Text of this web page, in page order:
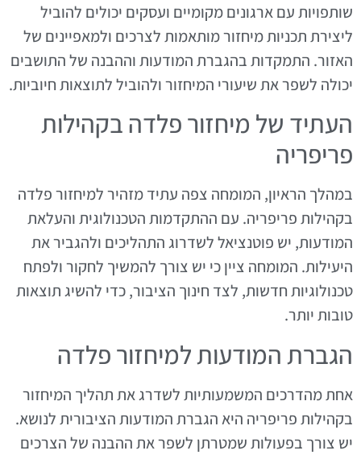
שותפויות עם ארגונים מקומיים ועסקים יכולים להוביל
ליצירת תכניות מיחזור מותאמות לצרכים ולמאפיינים של
האזור. התמקדות בהגברת המודעות וההבנה של התושבים
יכולה לשפר את שיעורי המיחזור ולהוביל לתוצאות חיוביות.
העתיד של מיחזור פלדה בקהילות
פריפריה
במהלך הראיון, המומחה צפה עתיד מזהיר למיחזור פלדה
בקהילות פריפריה. עם ההתקדמות הטכנולוגית והעלאת
המודעות, יש פוטנציאל לשדרוג התהליכים ולהגביר את
היעילות. המומחה ציין כי יש צורך להמשיך לחקור ולפתח
טכנולוגיות חדשות, לצד חינוך הציבור, כדי להשיג תוצאות
טובות יותר.
הגברת המודעות למיחזור פלדה
אחת מהדרכים המשמעותיות לשדרג את תהליך המיחזור
בקהילות פריפריה היא הגברת המודעות הציבורית לנושא.
יש צורך בפעולות שמטרתן לשפר את ההבנה של הצרכים